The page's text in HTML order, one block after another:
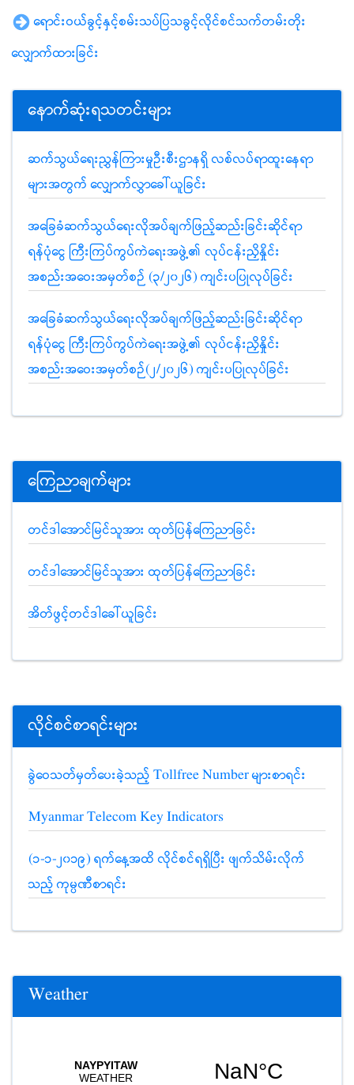
ရောင်းဝယ်ခွင့်နှင့်စမ်းသပ်ပြသခွင့်လိုင်စင်သက်တမ်းတိုး
လျှောက်ထားခြင်း
နောက်ဆုံးရသတင်းများ
ဆက်သွယ်ရေးညွှန်ကြားမှုဦးစီးဌာနရှိ လစ်လပ်ရာထူးနေရာ
များအတွက် လျှောက်လွှာခေါ်ယူခြင်း
အခြေခံဆက်သွယ်ရေးလိုအပ်ချက်ဖြည့်ဆည်းခြင်းဆိုင်ရာ
ရန်ပုံငွေ ကြီးကြပ်ကွပ်ကဲရေးအဖွဲ့၏ လုပ်ငန်းညှိနှိုင်း
အစည်းအဝေးအမှတ်စဉ် (၃/၂၀၂၆) ကျင်းပပြုလုပ်ခြင်း
အခြေခံဆက်သွယ်ရေးလိုအပ်ချက်ဖြည့်ဆည်းခြင်းဆိုင်ရာ
ရန်ပုံငွေ ကြီးကြပ်ကွပ်ကဲရေးအဖွဲ့၏ လုပ်ငန်းညှိနှိုင်း
အစည်းအဝေးအမှတ်စဉ်(၂/၂၀၂၆) ကျင်းပပြုလုပ်ခြင်း
ကြေညာချက်များ
တင်ဒါအောင်မြင်သူအား ထုတ်ပြန်ကြေညာခြင်း
တင်ဒါအောင်မြင်သူအား ထုတ်ပြန်ကြေညာခြင်း
အိတ်ဖွင့်တင်ဒါခေါ်ယူခြင်း
လိုင်စင်စာရင်းများ
ခွဲဝေသတ်မှတ်ပေးခဲ့သည့် Tollfree Number များစာရင်း
Myanmar Telecom Key Indicators
(၁-၁-၂၀၁၉) ရက်နေ့အထိ လိုင်စင်ရရှိပြီး ဖျက်သိမ်းလိုက်
သည့် ကုမ္ပဏီစာရင်း
Weather